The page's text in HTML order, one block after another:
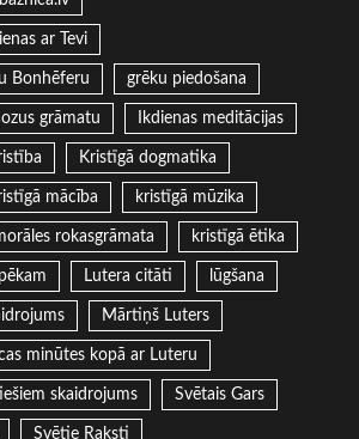
ar Tevi
Bonhēferu grēku piedošana
grāmatu Ikdienas meditācijas
Kristīgā dogmatika
mācība kristīgā mūzika
rokasgrāmata kristīgā ētika
Lutera citāti lūgšana
Mārtiņš Luters
minūtes kopā ar Luteru
skaidrojums Svētais Gars
Svētie Raksti